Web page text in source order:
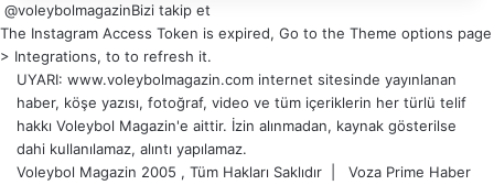
@voleybolmagazinBizi takip et
The Instagram Access Token is expired, Go to the Theme options page
> Integrations, to to refresh it.
UYARI: www.voleybolmagazin.com internet sitesinde yayınlanan
haber, köşe yazısı, fotoğraf, video ve tüm içeriklerin her türlü telif
hakkı Voleybol Magazin'e aittir. İzin alınmadan, kaynak gösterilse
dahi kullanılamaz, alıntı yapılamaz.
Voleybol Magazin 2005 , Tüm Hakları Saklıdır | Voza Prime Haber